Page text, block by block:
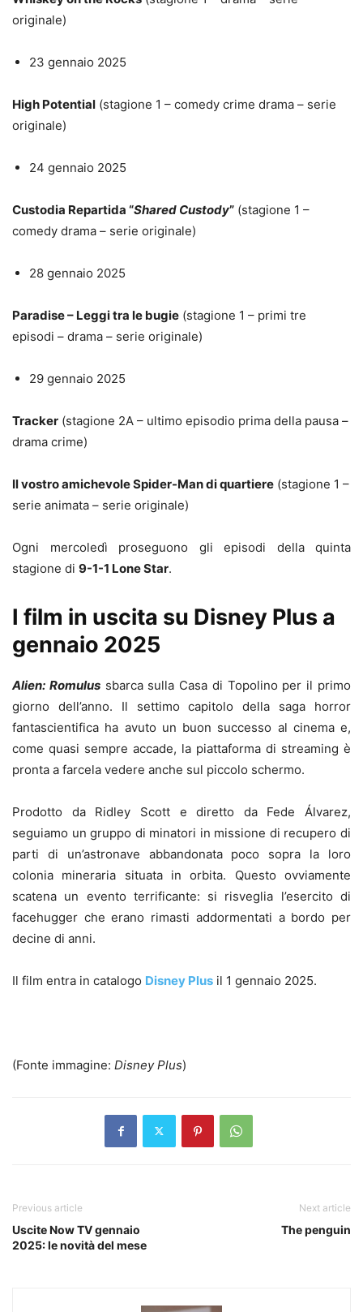
originale)
23 gennaio 2025
High Potential (stagione 1 – comedy crime drama – serie
originale)
24 gennaio 2025
Custodia Repartida “Shared Custody” (stagione 1 –
comedy drama – serie originale)
28 gennaio 2025
Paradise – Leggi tra le bugie (stagione 1 – primi tre
episodi – drama – serie originale)
29 gennaio 2025
Tracker (stagione 2A – ultimo episodio prima della pausa –
drama crime)
Il vostro amichevole Spider-Man di quartiere (stagione 1 –
serie animata – serie originale)
Ogni mercoledì proseguono gli episodi della quinta
stagione di 9-1-1 Lone Star.
I film in uscita su Disney Plus a
gennaio 2025
Alien: Romulussbarca sulla Casa di Topolino per il primo
giorno dell’anno. Il settimo capitolo della saga horror
fantascientifica ha avuto un buon successo al cinema e,
come quasi sempre accade, la piattaforma di streaming è
pronta a farcela vedere anche sul piccolo schermo.
Prodotto da Ridley Scott e diretto da Fede Álvarez,
seguiamo un gruppo di minatori in missione di recupero di
parti di un’astronave abbandonata poco sopra la loro
colonia mineraria situata in orbita. Questo ovviamente
scatena un evento terrificante: si risveglia l’esercito di
facehugger che erano rimasti addormentati a bordo per
decine di anni.
Il film entra in catalogo Disney Plus il 1 gennaio 2025.
(Fonte immagine: Disney Plus)
Previous article
Uscite Now TV gennaio
2025: le novità del mese
Next article
The penguin